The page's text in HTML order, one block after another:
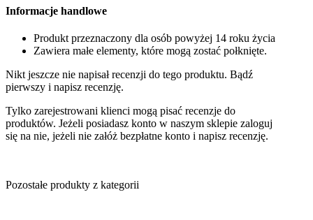
Informacje handlowe
Produkt przeznaczony dla osób powyżej 14 roku życia
Zawiera małe elementy, które mogą zostać połknięte.
Nikt jeszcze nie napisał recenzji do tego produktu. Bądź
pierwszy i napisz recenzję.
Tylko zarejestrowani klienci mogą pisać recenzje do
produktów. Jeżeli posiadasz konto w naszym sklepie zaloguj
się na nie, jeżeli nie załóż bezpłatne konto i napisz recenzję.
Pozostałe produkty z kategorii